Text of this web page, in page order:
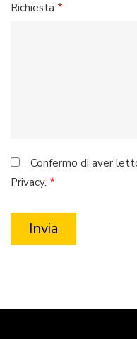
Richiesta
Confermo di aver
Privacy.